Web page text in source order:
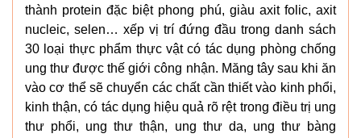
thành protein đặc biệt phong phú, giàu axit folic, axit
nucleic, selen… xếp vị trí đứng đầu trong danh sách
30 loại thực phẩm thực vật có tác dụng phòng chống
ung thư được thế giới công nhận. Măng tây sau khi ăn
vào cơ thể sẽ chuyển các chất cần thiết vào kinh phổi,
kinh thận, có tác dụng hiệu quả rõ rệt trong điều trị ung
thư phổi, ung thư thận, ung thư da, ung thư bàng